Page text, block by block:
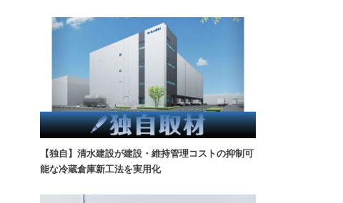
【独自】清水建設が建設・維持管理コストの抑制可
能な冷蔵倉庫新工法を実用化